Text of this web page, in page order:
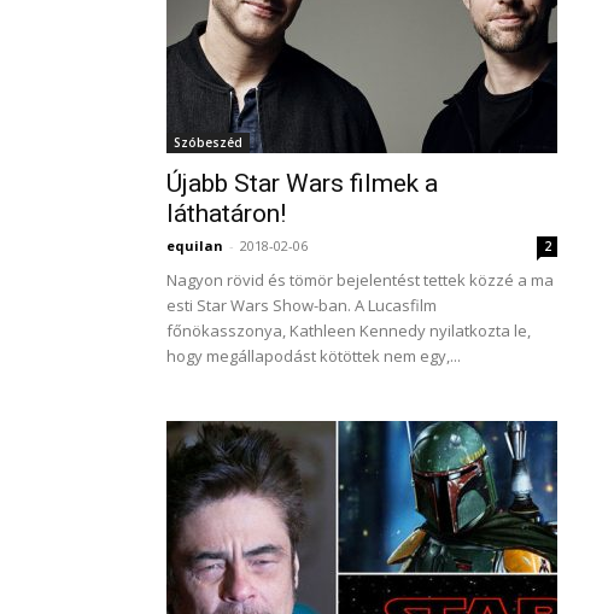
Szóbeszéd
Újabb Star Wars filmek a
láthatáron!
equilan - 2018-02-06 2
Nagyon rövid és tömör bejelentést tettek közzé a ma
esti Star Wars Show-ban. A Lucasfilm
főnökasszonya, Kathleen Kennedy nyilatkozta le,
hogy megállapodást kötöttek nem egy,...